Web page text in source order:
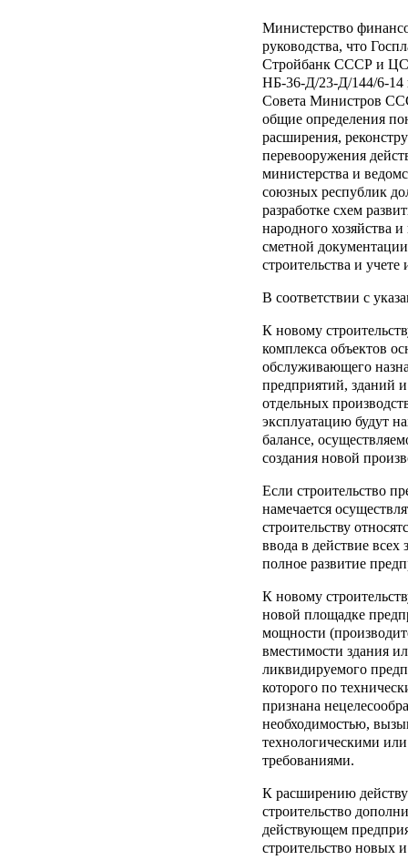
Министерство
руководства, что
Стройбанк СССР и
НБ-36-Д/23-Д/144/6-14
Совета Министров
общие определения
расширения,
перевооружения
министерства и
союзных республик
разработке схем
народного хозяйства
сметной
строительства и
В соответствии с
К новому
комплекса объектов
обслуживающего
предприятий, зданий
отдельных
эксплуатацию будут
балансе,
создания новой
Если строительство
намечается
строительству
ввода в действие
полное развитие
К новому
новой площадке
мощности
вместимости здания
ликвидируемого
которого по
признана
необходимостью,
технологическими
требованиями.
К расширению
строительство
действующем
строительство новых